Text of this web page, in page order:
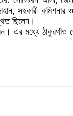
সহকারী কমিশনার
ছিলেন।
এর মধ্যে